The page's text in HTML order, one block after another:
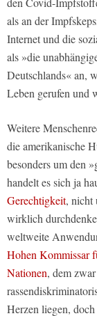
als an der
Internet und die
als »die
Deutschlands« an,
Leben gerufen und
Weitere
die amerikanische
besonders um den
handelt es sich ja
Gerechtigkeit, nicht
wirklich
weltweite
Hohen Kommissar
Nationen, dem
Herzen liegen,